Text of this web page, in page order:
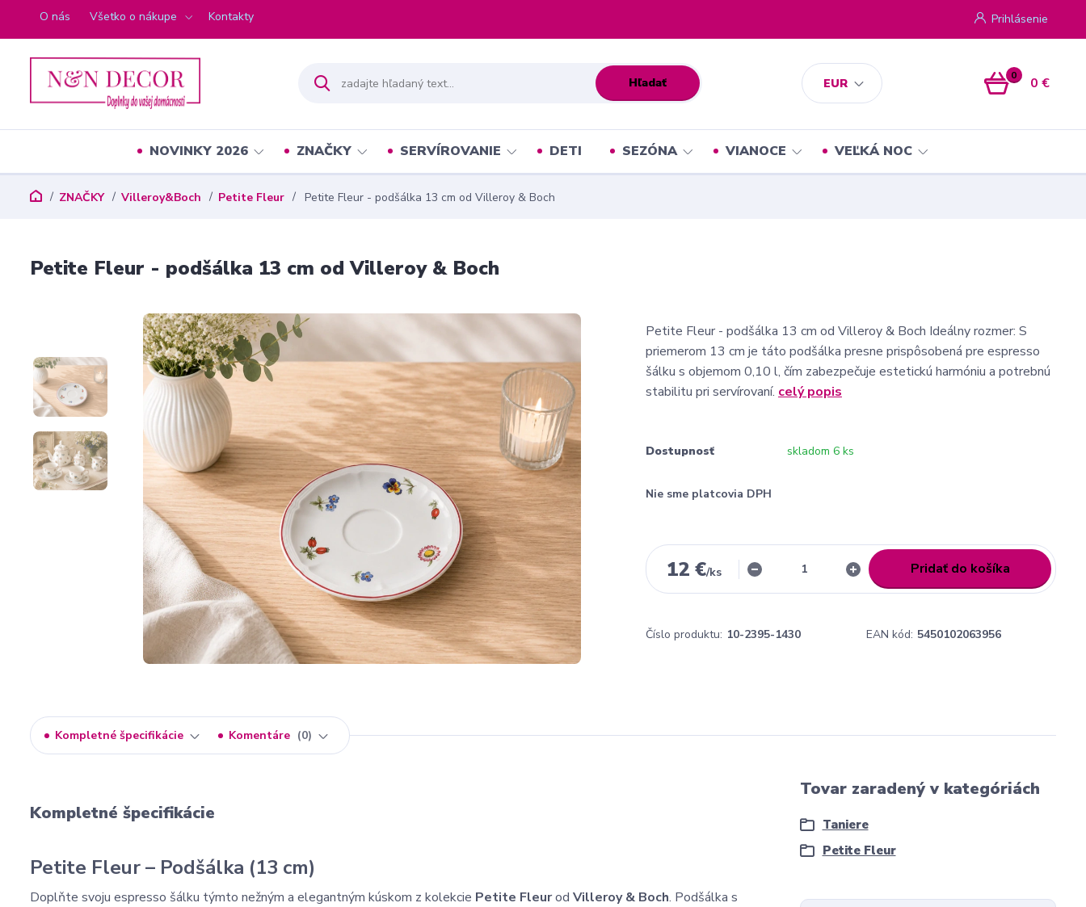
O nás Všetko o nákupe Kontakty
EUR
Prihlásenie
Hľadať 0 0 €
NOVINKY 2026 ZNAČKY SERVÍROVANIE DETI SEZÓNA VIANOCE VEĽKÁ NOC
ZNAČKY Villeroy&Boch Petite Fleur Petite Fleur - podšálka 13 cm od Villeroy & Boch
Petite Fleur - podšálka 13 cm od Villeroy & Boch
Petite Fleur - podšálka 13 cm od Villeroy & Boch Ideálny rozmer: S
priemerom 13 cm je táto podšálka presne prispôsobená pre espresso
šálku s objemom 0,10 l, čím zabezpečuje estetickú harmóniu a potrebnú
stabilitu pri servírovaní. celý popis
Dostupnosť skladom 6 ks
Nie sme platcovia DPH
12 €/ks Pridať do košíka
Číslo produktu: 10-2395-1430 EAN kód: 5450102063956
Kompletné špecifikácie Komentáre 0
Kompletné špecifikácie
Petite Fleur – Podšálka (13 cm)
Doplňte svoju espresso šálku týmto nežným a elegantným kúskom z kolekcie Petite Fleurod Villeroy & Boch. Podšálka s
Tovar zaradený v kategóriách
Taniere
Petite Fleur